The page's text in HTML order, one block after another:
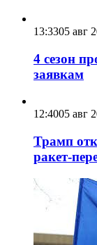
13:3305 авг
4 сезон
заявкам
12:4005 авг
Трамп
ракет-